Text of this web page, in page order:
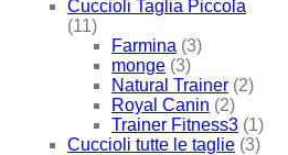
Cuccioli Taglia Piccola
(11)
Farmina (3)
monge (3)
Natural Trainer (2)
Royal Canin (2)
Trainer Fitness3 (1)
Cuccioli tutte le taglie (3)